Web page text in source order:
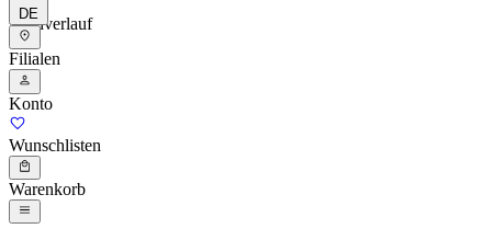
Suchverlauf
DE
Filialen
Konto
Wunschlisten
Warenkorb